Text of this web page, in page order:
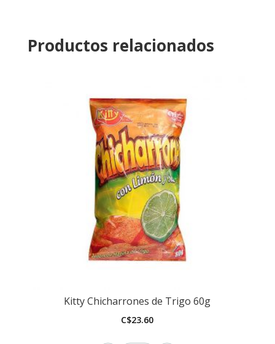
Productos relacionados
Kitty Chicharrones de Trigo 60g
C$23.60